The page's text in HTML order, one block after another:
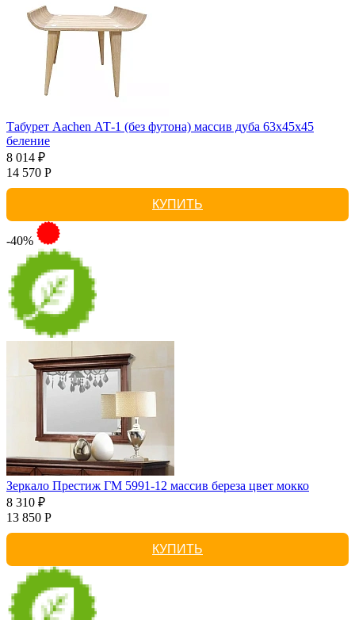
Табурет Aachen АТ-1 (без футона) массив дуба 63х45х45
беление
8 014 ₽
14 570 Р
КУПИТЬ
-40%
Зеркало Престиж ГМ 5991-12 массив береза цвет мокко
8 310 ₽
13 850 Р
КУПИТЬ